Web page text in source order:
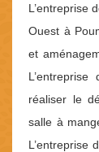
L’entreprise
Ouest à
et
réaliser le
salle à
L’entreprise